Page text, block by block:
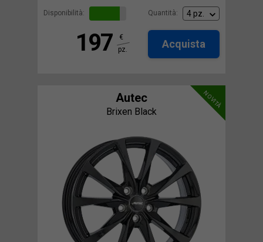
Disponibilità: Quantità:
197
€
pz.
Acquista
NOVITÀ
Autec
Brixen Black